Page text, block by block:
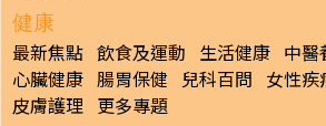
健康
最新焦點 飲食及運動 生活健康 中醫
心臟健康 腸胃保健 兒科百問 女性疾
皮膚護理 更多專題